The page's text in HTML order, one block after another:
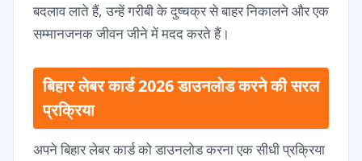
बदलाव लाते हैं, उन्हें गरीबी के दुष्चक्र से बाहर निकालने और एक
सम्मानजनक जीवन जीने में मदद करते हैं।
बिहार लेबर कार्ड 2026 डाउनलोड करने की सरल
प्रक्रिया
अपने बिहार लेबर कार्ड को डाउनलोड करना एक सीधी प्रक्रिया